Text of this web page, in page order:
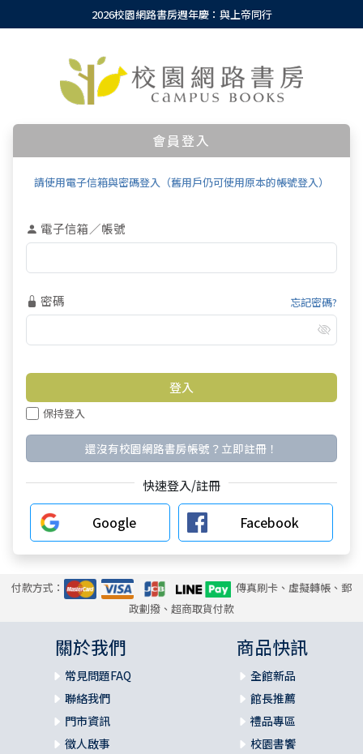
2026校園網路書房週年慶：與上帝同行
會員登入
請使用電子信箱與密碼登入（舊用戶仍可使用原本的帳號登入）
電子信箱／帳號
密碼 忘記密碼?
保持登入
還沒有校園網路書房帳號？立即註冊！
快速登入/註冊
Google Facebook
付款方式：
傳真刷卡、虛擬轉帳、郵
政劃撥、超商取貨付款
關於我們
常見問題FAQ
聯絡我們
門市資訊
徵人啟事
商品快訊
全館新品
館長推薦
禮品專區
校園書饗